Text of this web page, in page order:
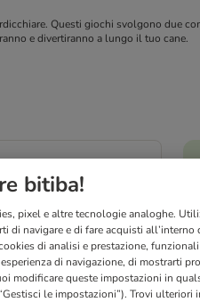
Questi giochi svolgono due
e divertiranno a lungo il tuo cane.
bitiba!
pixel e altre tecnologie analoghe.
di navigare e di fare acquisti all’interno
di analisi e prestazione,
di navigazione, di mostrarti
modificare queste impostazioni in
le impostazioni”). Trovi ulteriori